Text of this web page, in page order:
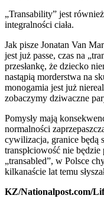
„Transability” jest
integralności ciała.
Jak pisze Jonatan Van
jest już passe, czas na
przesłankę, że dziecko
nastąpią morderstwa na
monogamia jest już
zobaczymy dziwaczne
Pomysły mają
normalności
cywilizacja, granice będą
transpłciowość nie
„transabled”, w Polsce
kilkanaście lat temu
KZ/Nationalpost.com/